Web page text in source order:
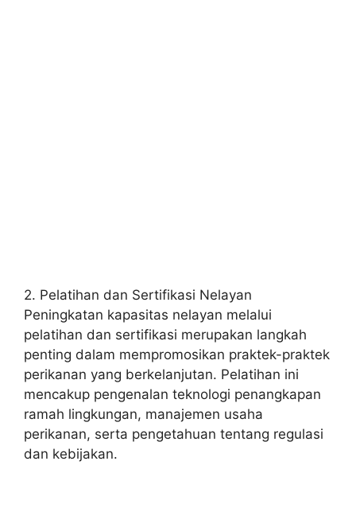
2. Pelatihan dan Sertifikasi Nelayan
Peningkatan kapasitas nelayan melalui
pelatihan dan sertifikasi merupakan langkah
penting dalam mempromosikan praktek-praktek
perikanan yang berkelanjutan. Pelatihan ini
mencakup pengenalan teknologi penangkapan
ramah lingkungan, manajemen usaha
perikanan, serta pengetahuan tentang regulasi
dan kebijakan.